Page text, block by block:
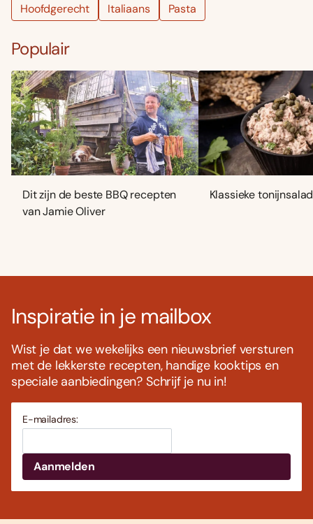
Hoofdgerecht Italiaans Pasta
Populair
Dit zijn de beste BBQ recepten
van Jamie Oliver
Klassieke
Inspiratie in je mailbox
Wist je dat we wekelijks een nieuwsbrief versturen
met de lekkerste recepten, handige kooktips en
speciale aanbiedingen? Schrijf je nu in!
E-mailadres: